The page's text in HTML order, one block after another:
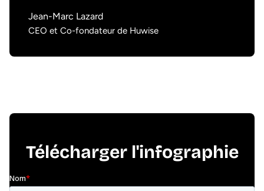
Jean-Marc Lazard
CEO et Co-fondateur de Huwise
Télécharger l'infographie